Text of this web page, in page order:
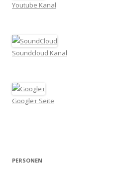
Youtube Kanal
Soundcloud Kanal
Google+ Seite
PERSONEN